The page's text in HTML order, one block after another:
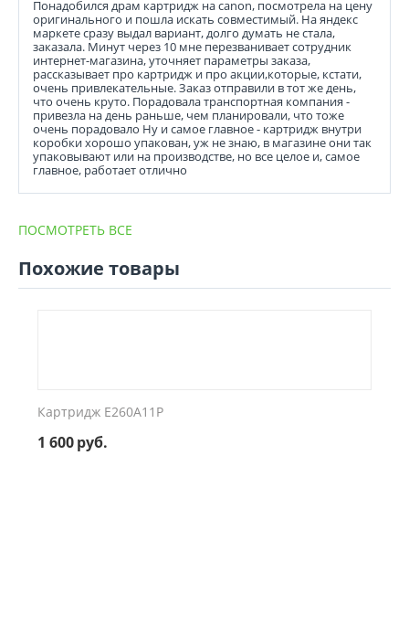
Понадобился драм картридж на canon, посмотрела на цену
оригинального и пошла искать совместимый. На яндекс
маркете сразу выдал вариант, долго думать не стала,
заказала. Минут через 10 мне перезванивает сотрудник
интернет-магазина, уточняет параметры заказа,
рассказывает про картридж и про акции,которые, кстати,
очень привлекательные. Заказ отправили в тот же день,
что очень круто. Порадовала транспортная компания -
привезла на день раньше, чем планировали, что тоже
очень порадовало Ну и самое главное - картридж внутри
коробки хорошо упакован, уж не знаю, в магазине они так
упаковывают или на производстве, но все целое и, самое
главное, работает отлично
ПОСМОТРЕТЬ ВСЕ
Похожие товары
Картридж E260A11P
1 600руб.